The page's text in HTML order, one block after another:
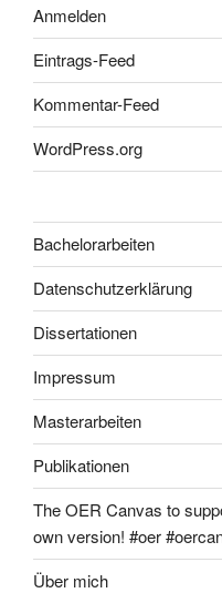
Anmelden
Eintrags-Feed
Kommentar-Feed
WordPress.org
Bachelorarbeiten
Datenschutzerklärung
Dissertationen
Impressum
Masterarbeiten
Publikationen
The OER Canvas to
own version! #oer
Über mich